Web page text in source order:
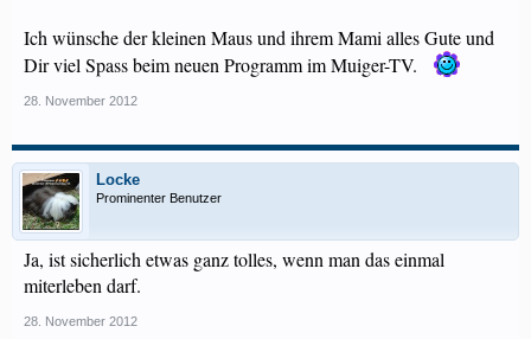
Ich wünsche der kleinen Maus und ihrem Mami alles Gute und
Dir viel Spass beim neuen Programm im Muiger-TV.
28. November 2012
Locke
Prominenter Benutzer
Ja, ist sicherlich etwas ganz tolles, wenn man das einmal
miterleben darf.
28. November 2012